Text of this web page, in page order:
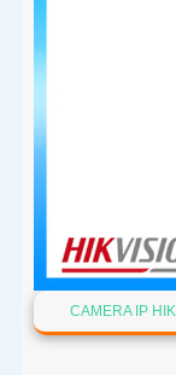
CAMERA IP